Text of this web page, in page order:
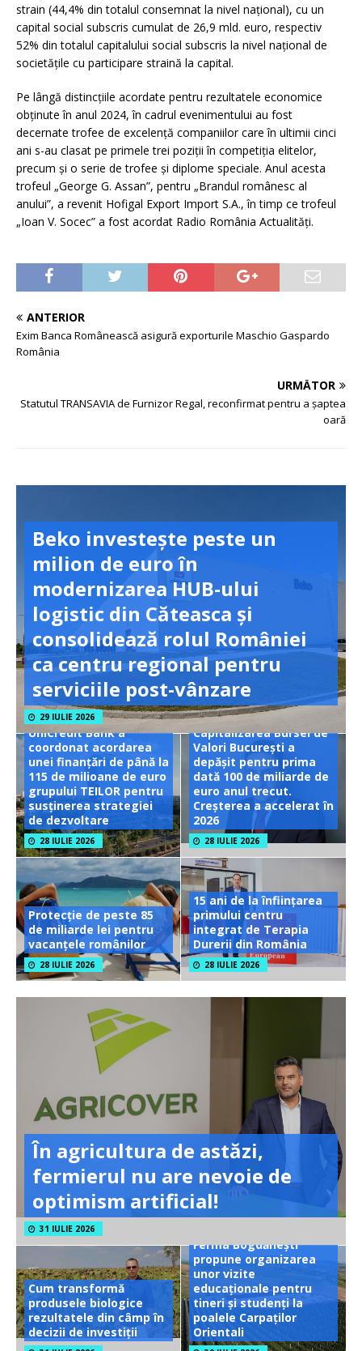
strain (44,4% din totalul consemnat la nivel naţional), cu un
capital social subscris cumulat de 26,9 mld. euro, respectiv
52% din totalul capitalului social subscris la nivel naţional de
societăţile cu participare straină la capital.
Pe lângă distincțiile acordate pentru rezultatele economice
obținute în anul 2024, în cadrul evenimentului au fost
decernate trofee de excelenţă companiilor care în ultimii cinci
ani s-au clasat pe primele trei poziții în competiţia elitelor,
precum și o serie de trofee și diplome speciale. Anul acesta
trofeul „George G. Assan”, pentru „Brandul românesc al
anului”, a revenit Hofigal Export Import S.A., în timp ce trofeul
„Ioan V. Socec” a fost acordat Radio România Actualități.
ANTERIOR
Exim Banca Românească asigură exporturile Maschio Gaspardo
România
URMĂTOR
Statutul TRANSAVIA de Furnizor Regal, reconfirmat pentru a șaptea
oară
Beko investește peste un
milion de euro în
modernizarea HUB-ului
logistic din Căteasca și
consolidează rolul României
ca centru regional pentru
serviciile post-vânzare
29 IULIE 2026
UniCredit Bank a
coordonat acordarea
unei finanțări de până la
115 de milioane de euro
grupului TEILOR pentru
susținerea strategiei
de dezvoltare
28 IULIE 2026
Capitalizarea Bursei de
Valori București a
depășit pentru prima
dată 100 de miliarde de
euro anul trecut.
Creșterea a accelerat în
2026
28 IULIE 2026
Protecție de peste 85
de miliarde lei pentru
vacanțele românilor
28 IULIE 2026
15 ani de la înființarea
primului centru
integrat de Terapia
Durerii din România
28 IULIE 2026
În agricultura de astăzi,
fermierul nu are nevoie de
optimism artificial!
31 IULIE 2026
Cum transformă
produsele biologice
rezultatele din câmp în
decizii de investiții
Ferma Bogdănești
propune organizarea
unor vizite
educaționale pentru
tineri și studenți la
poalele Carpaților
Orientali